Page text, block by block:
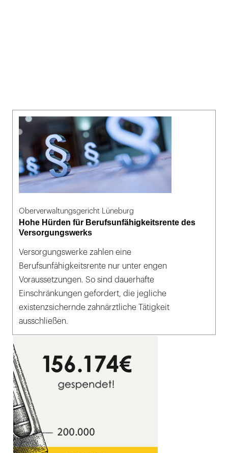
Oberverwaltungsgericht Lüneburg
Hohe Hürden für Berufsunfähigkeitsrente des
Versorgungswerks
Versorgungswerke zahlen eine
Berufsunfähigkeitsrente nur unter engen
Voraussetzungen. So sind dauerhafte
Einschränkungen gefordert, die jegliche
existenzsichernde zahnärztliche Tätigkeit
ausschließen.